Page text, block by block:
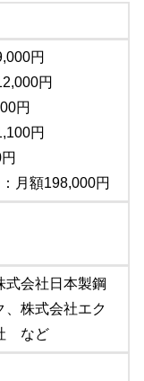
円
円
円
円
月額198,000円
式会社日本製鋼
、株式会社エク
など